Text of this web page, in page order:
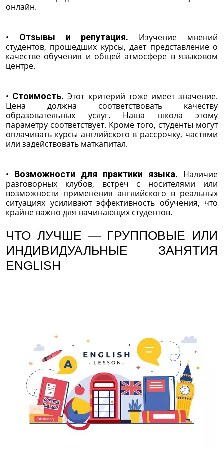
онлайн.
• Отзывы и репутация. Изучение мнений
студентов, прошедших курсы, дает представление о
качестве обучения и общей атмосфере в языковом
центре.
• Стоимость. Этот критерий тоже имеет значение.
Цена должна соответствовать качеству
образовательных услуг. Наша школа этому
параметру соответствует. Кроме того, студенты могут
оплачивать курсы английского в рассрочку, частями
или задействовать маткапитал.
• Возможности для практики языка. Наличие
разговорных клубов, встреч с носителями или
возможности применения английского в реальных
ситуациях усиливают эффективность обучения, что
крайне важно для начинающих студентов.
ЧТО ЛУЧШЕ — ГРУППОВЫЕ ИЛИ
ИНДИВИДУАЛЬНЫЕ ЗАНЯТИЯ
ENGLISH